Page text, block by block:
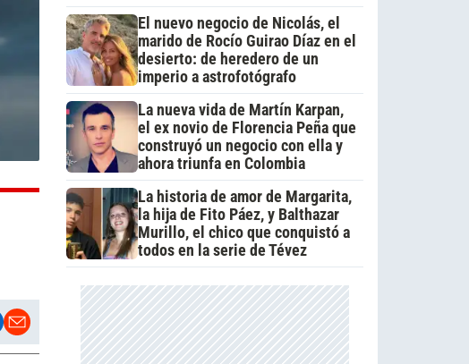
El nuevo negocio de Nicolás, el
marido de Rocío Guirao Díaz en el
desierto: de heredero de un
imperio a astrofotógrafo
La nueva vida de Martín Karpan,
el ex novio de Florencia Peña que
construyó un negocio con ella y
ahora triunfa en Colombia
La historia de amor de Margarita,
la hija de Fito Páez, y Balthazar
Murillo, el chico que conquistó a
todos en la serie de Tévez